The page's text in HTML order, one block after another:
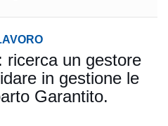
ricerca un gestore
in gestione le
Garantito.